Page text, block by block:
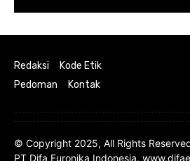
Redaksi
Kode Etik
Pedoman
Kontak
© Copyright 2025, All Rights
PT Difa Euronika Indonesia.